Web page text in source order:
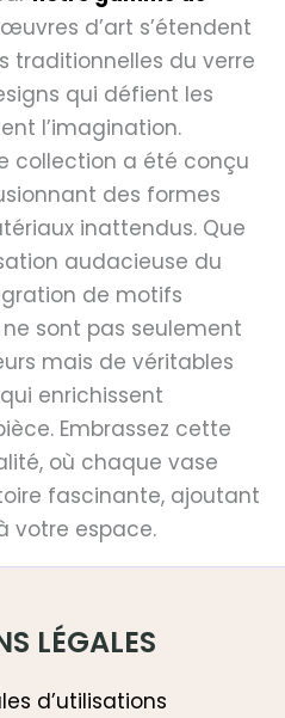
d’art s’étendent
traditionnelles du verre
qui défient les
l’imagination.
collection a été conçu
des formes
inattendus. Que
audacieuse du
de motifs
sont pas seulement
mais de véritables
enrichissent
Embrassez cette
où chaque vase
fascinante, ajoutant
votre espace.
LÉGALES
d’utilisations